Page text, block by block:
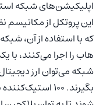
اپلیکیشن‌های شبکه
که با استفاده از آن،
هاب را اجرا می‌کنند،
بگیرند. ۱۰۰